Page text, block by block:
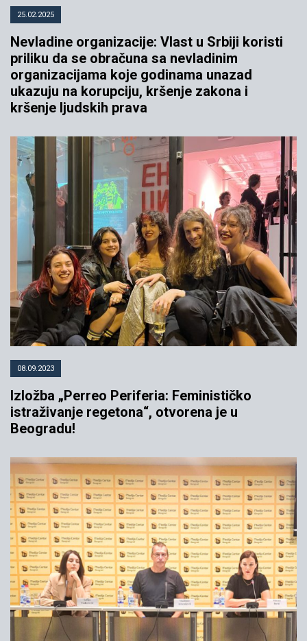
25.02.2025
Nevladine organizacije: Vlast u Srbiji koristi
priliku da se obračuna sa nevladinim
organizacijama koje godinama unazad
ukazuju na korupciju, kršenje zakona i
kršenje ljudskih prava
08.09.2023
Izložba „Perreo Periferia: Feminističko
istraživanje regetona“, otvorena je u
Beogradu!